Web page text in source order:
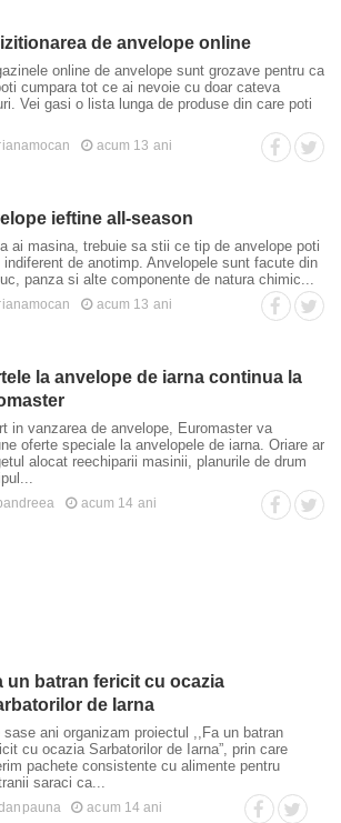
de anvelope online
online de anvelope sunt grozave pentru ca
cumpara tot ce ai nevoie cu doar cateva
Vei gasi o lista lunga de produse din care poti
acum 13 ani
ieftine all-season
ai masina, trebuie sa stii ce tip de anvelope poti
indiferent de anotimp. Anvelopele sunt facute din
panza si alte componente de natura chimic...
acum 13 ani
la anvelope de iarna continua la
in vanzarea de anvelope, Euromaster va
oferte speciale la anvelopele de iarna. Oriare ar
alocat reechiparii masinii, planurile de drum
acum 14 ani
un batran fericit cu ocazia
de Iarna
sase ani organizam proiectul ,,Fa un batran
cu ocazia Sarbatorilor de Iarna”, prin care
pachete consistente cu alimente pentru
saraci ca...
acum 14 ani